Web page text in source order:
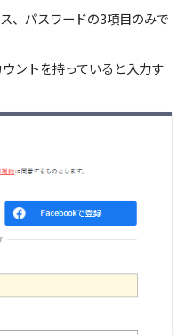
、パスワードの3項目のみで
ントを持っていると入力す